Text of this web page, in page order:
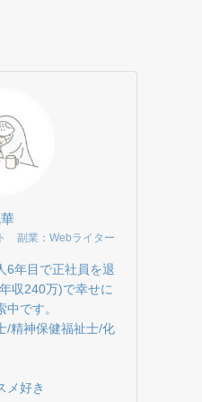
副業：Webライター
6年目で正社員を退
収240万)で幸せに
です。
/精神保健福祉士/化
メ好き